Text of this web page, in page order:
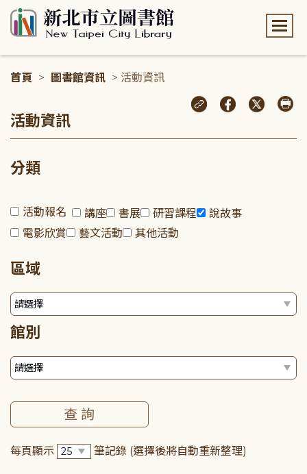
首頁 > 圖書館資訊 > 活動資訊
活動資訊
分類
活動報名 講座 書展 研習課程
說故事
電影欣賞
藝文活動 其他活動
區域
館別
每頁顯示 筆記錄 (選擇後將自動重新整理)